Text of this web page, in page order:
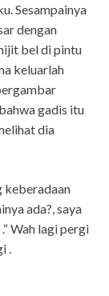
Sesampainya
dengan
bel di pintu
keluarlah
gadis itu
dia
keberadaan
ada?, saya
Wah lagi pergi
.